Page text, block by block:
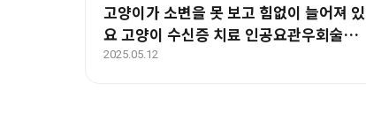
고양이가 소변을 못 보고 힘없이 늘어져
요 고양이 수신증 치료 인공요관우회술
(SUB)- 울산 동물병원
2025.05.12